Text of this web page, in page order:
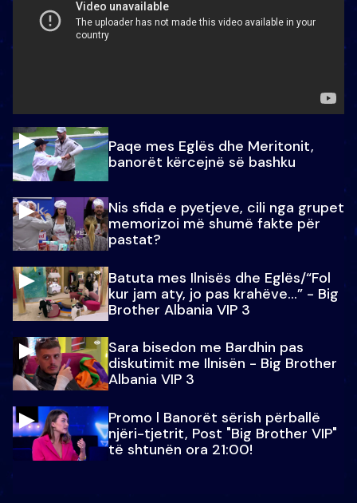
Paqe mes Eglës dhe Meritonit,
banorët kërcejnë së bashku
Nis sfida e pyetjeve, cili nga grupet
memorizoi më shumë fakte për
pastat?
Batuta mes Ilnisës dhe Eglës/“Fol
kur jam aty, jo pas krahëve…” - Big
Brother Albania VIP 3
Sara bisedon me Bardhin pas
diskutimit me Ilnisën - Big Brother
Albania VIP 3
Promo l Banorët sërish përballë
njëri-tjetrit, Post "Big Brother VIP"
të shtunën ora 21:00!